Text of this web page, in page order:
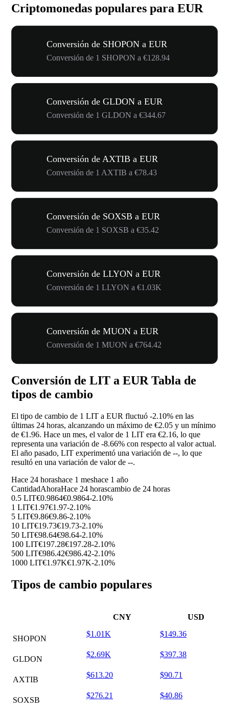
Criptomonedas populares para EUR
Conversión de SHOPON a EUR
Conversión de 1 SHOPON a €128.94
Conversión de GLDON a EUR
Conversión de 1 GLDON a €344.67
Conversión de AXTIB a EUR
Conversión de 1 AXTIB a €78.43
Conversión de SOXSB a EUR
Conversión de 1 SOXSB a €35.42
Conversión de LLYON a EUR
Conversión de 1 LLYON a €1.03K
Conversión de MUON a EUR
Conversión de 1 MUON a €764.42
Conversión de LIT a EUR Tabla de
tipos de cambio
El tipo de cambio de 1 LIT a EUR fluctuó -2.10% en las
últimas 24 horas, alcanzando un máximo de €2.05 y un mínimo
de €1.96. Hace un mes, el valor de 1 LIT era €2.16, lo que
representa una variación de -8.66% con respecto al valor actual.
El año pasado, LIT experimentó una variación de --, lo que
resultó en una variación de valor de --.
Hace 24 horashace 1 meshace 1 año
CantidadAhoraHace 24 horascambio de 24 horas
0.5 LIT€0.9864€0.9864-2.10%
1 LIT€1.97€1.97-2.10%
5 LIT€9.86€9.86-2.10%
10 LIT€19.73€19.73-2.10%
50 LIT€98.64€98.64-2.10%
100 LIT€197.28€197.28-2.10%
500 LIT€986.42€986.42-2.10%
1000 LIT€1.97K€1.97K-2.10%
Tipos de cambio populares
CNY USD
SHOPON
$1.01K $149.36
GLDON
$2.69K $397.38
AXTIB
$613.20 $90.71
SOXSB
$276.21 $40.86